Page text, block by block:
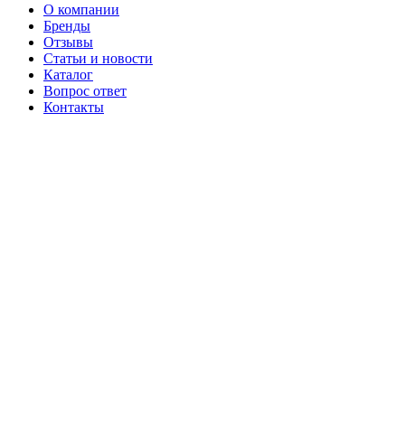
О компании
Бренды
Отзывы
Статьи и новости
Каталог
Вопрос ответ
Контакты